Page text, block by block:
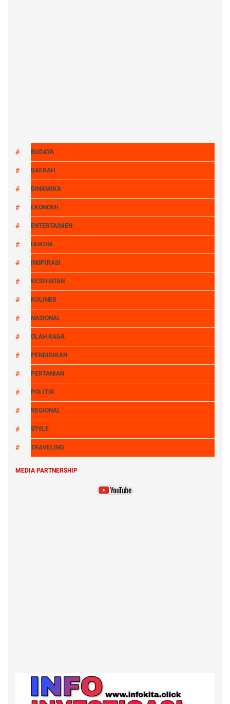
BUDAYA
DAERAH
DINAMIKA
EKONOMI
ENTERTAIMEN
HUKUM
INSPIRASI
KESEHATAN
KULINER
NASIONAL
OLAH RAGA
PENDIDIKAN
PERTANIAN
POLITIK
REGIONAL
STYLE
TRAVELING
MEDIA PARTNERSHIP